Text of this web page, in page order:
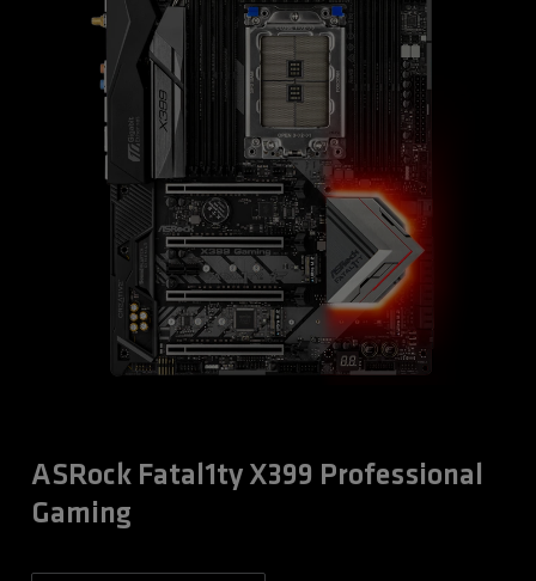
ASRock Fatal1ty X399 Professional
Gaming